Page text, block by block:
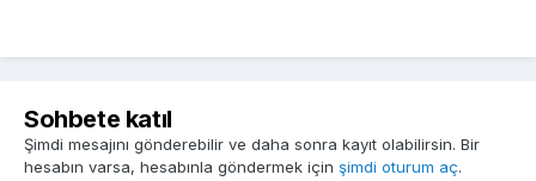
Sohbete katıl
Şimdi mesajını gönderebilir ve daha sonra kayıt olabilirsin. Bir
hesabın varsa, hesabınla göndermek için şimdi oturum aç.